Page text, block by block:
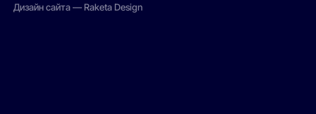
Дизайн сайта — Raketa Design